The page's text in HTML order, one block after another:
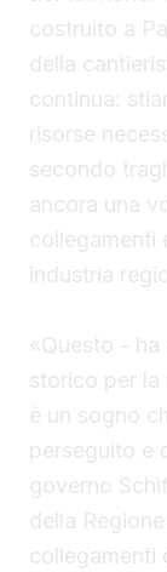
costruito a
della
continua:
risorse
secondo
ancora una
collegamenti
industria
«Questo -
storico per la
è un sogno
perseguito e
governo
della
collegamenti